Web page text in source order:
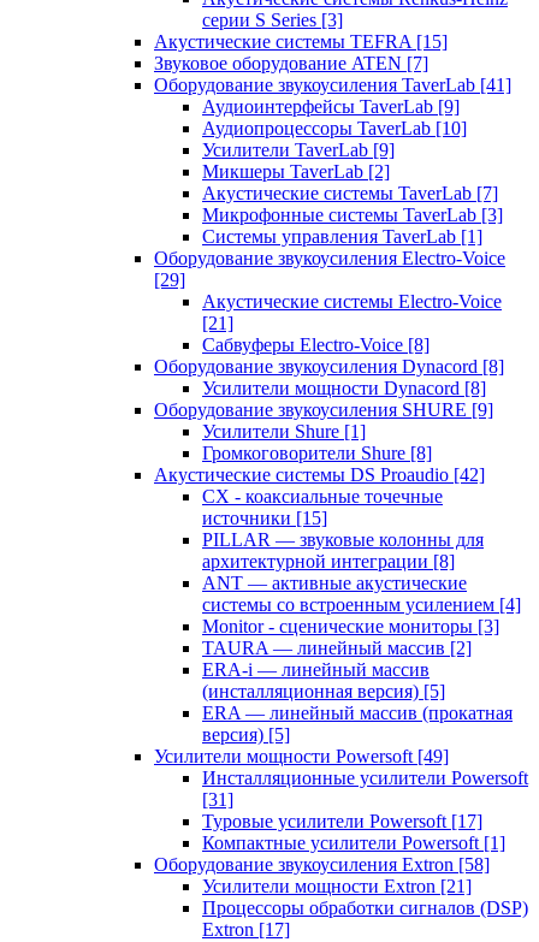
серии S Series [3]
Акустические системы TEFRA [15]
Звуковое оборудование ATEN [7]
Оборудование звукоусиления TaverLab [41]
Аудиоинтерфейсы TaverLab [9]
Аудиопроцессоры TaverLab [10]
Усилители TaverLab [9]
Микшеры TaverLab [2]
Акустические системы TaverLab [7]
Микрофонные системы TaverLab [3]
Системы управления TaverLab [1]
Оборудование звукоусиления Electro-Voice
[29]
Акустические системы Electro-Voice
[21]
Сабвуферы Electro-Voice [8]
Оборудование звукоусиления Dynacord [8]
Усилители мощности Dynacord [8]
Оборудование звукоусиления SHURE [9]
Усилители Shure [1]
Громкоговорители Shure [8]
Акустические системы DS Proaudio [42]
CX - коаксиальные точечные
источники [15]
PILLAR — звуковые колонны для
архитектурной интеграции [8]
ANT — активные акустические
системы со встроенным усилением [4]
Monitor - сценические мониторы [3]
TAURA — линейный массив [2]
ERA-i — линейный массив
(инсталляционная версия) [5]
ERA — линейный массив (прокатная
версия) [5]
Усилители мощности Powersoft [49]
Инсталляционные усилители Powersoft
[31]
Туровые усилители Powersoft [17]
Компактные усилители Powersoft [1]
Оборудование звукоусиления Extron [58]
Усилители мощности Extron [21]
Процессоры обработки сигналов (DSP)
Extron [17]